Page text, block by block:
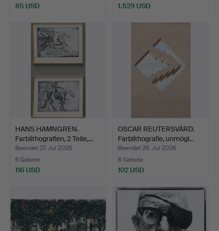
85 USD 1.529 USD
HANS HAMNGREN.
Farblithografien, 2 Teile,…
Beendet 27. Jul 2026
6 Gebote
116 USD
OSCAR REUTERSVÄRD.
Farblithografie, unmögl…
Beendet 26. Jul 2026
8 Gebote
102 USD